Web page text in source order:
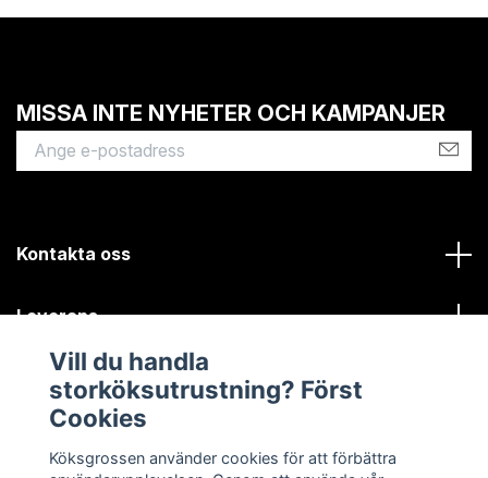
MISSA INTE NYHETER OCH KAMPANJER
Kontakta oss
Leverans
Kundinformation
Vill du handla
storköksutrustning? Först
Cookies
Köksgrossen använder cookies för att förbättra